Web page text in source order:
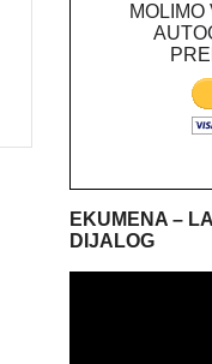
EKUMENA –
DIJALOG